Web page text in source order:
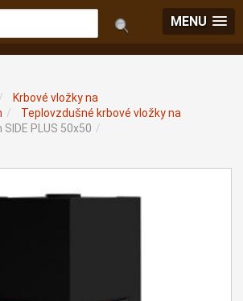
MENU
/
Krbové vložky na
/
Teplovzdušné krbové vložky na
SIDE PLUS 50x50 /